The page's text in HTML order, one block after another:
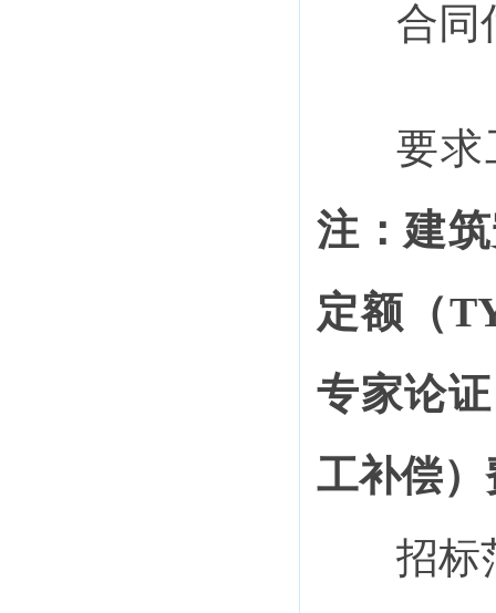
合同
要求
注：建
定额（
专家论
工补偿）
招标